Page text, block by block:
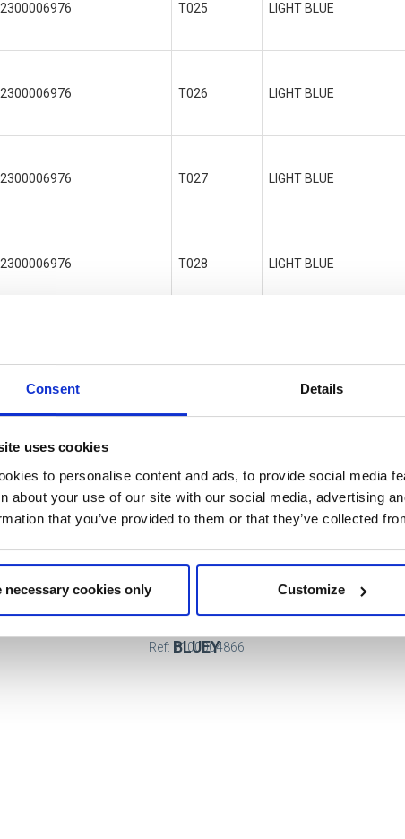
Consent Details
uses cookies
to personalise content and ads, to provide social media
about your use of our site with our social media, advertising
that you’ve provided to them or that they’ve collected
necessary cookies only Customize
2300006976 T025 LIGHT BLUE
2300006976 T026 LIGHT BLUE
2300006976 T027 LIGHT BLUE
2300006976 T028 LIGHT BLUE
BLUEY
Ref: 2100004866